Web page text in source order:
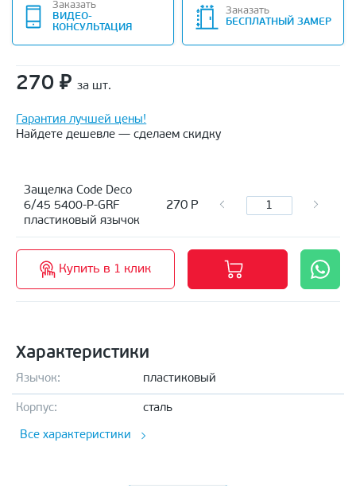
Заказать
ВИДЕО-
КОНСУЛЬТАЦИЯ
Заказать
БЕСПЛАТНЫЙ ЗАМЕР
270 ₽ за шт.
Гарантия лучшей цены!
Найдете дешевле — сделаем скидку
Защелка Code Deco
6/45 5400-P-GRF
пластиковый язычок
270 Р
Купить в 1 клик
Характеристики
Язычок: пластиковый
Корпус: сталь
Все характеристики